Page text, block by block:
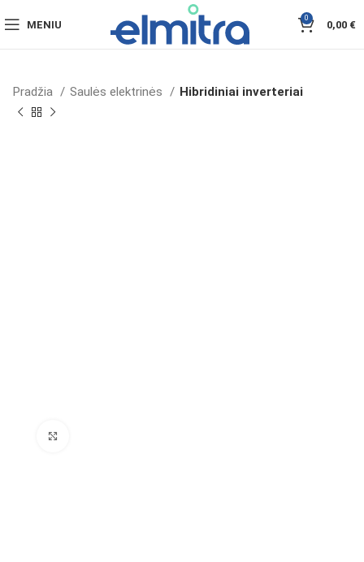
MENIU
0
0,00 €
Pradžia Saulės elektrinės Hibridiniai inverteriai